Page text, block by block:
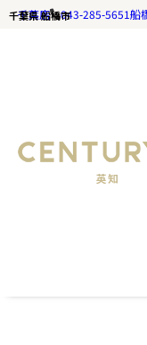
千葉県 船橋市
千葉店 043-285-5651船